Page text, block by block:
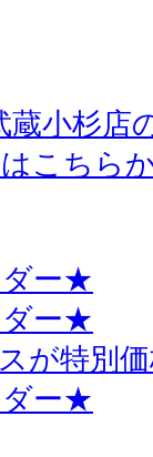
蔵小杉店
こちら
ダー★
ダー★
が特別
ダー★